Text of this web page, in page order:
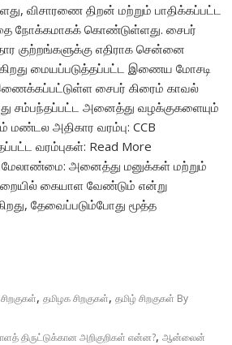
விசாரணை திறன் மற்றும் பாதிக்கப்பட்ட
நோக்கமாகக் கொண்டுள்ளது. சைபர்
குற்றங்களுக்கு எதிராக சென்னை
மையப்படுத்தப்பட்ட இணைய மோசடி
சைபர் கிரைம் காவல்
சம்பந்தப்பட்ட அனைத்து வழக்குகளையும்
மண்டல அதிகார வரம்பு: CCB
வரம்புகள்: Read More
மேலாண்மை: அனைத்து மனுக்கள் மற்றும்
கையாள வேண்டும் என்று
தேவைப்படும்போது மூத்த
,தமிழக சிறகுகள்,தமிழ் சிறகுகள் By
திருட்டுக்கான அறிகுறிகள் என்ன?,ஆன்லைன்